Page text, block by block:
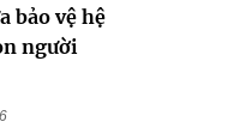
bảo vệ hệ
người